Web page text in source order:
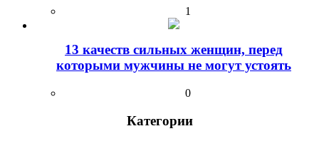
1
13 качеств сильных женщин, перед
которыми мужчины не могут устоять
0
Категории